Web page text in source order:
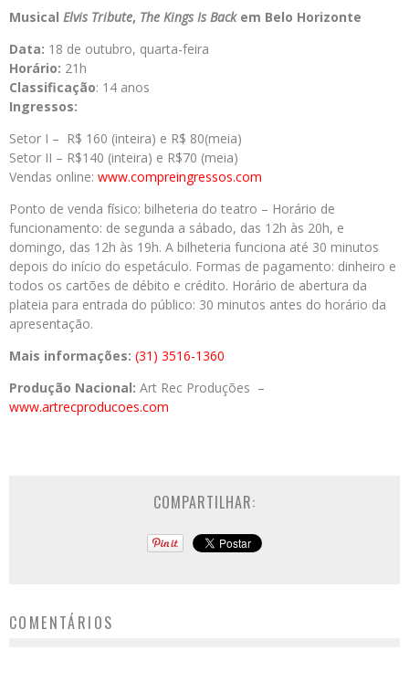
Musical Elvis Tribute, The Kings Is Backem Belo Horizonte
Data: 18 de outubro, quarta-feira
Horário: 21h
Classificação: 14 anos
Ingressos:
Setor I – R$ 160 (inteira) e R$ 80(meia)
Setor II – R$140 (inteira) e R$70 (meia)
Vendas online: www.compreingressos.com
Ponto de venda físico: bilheteria do teatro – Horário de
funcionamento: de segunda a sábado, das 12h às 20h, e
domingo, das 12h às 19h. A bilheteria funciona até 30 minutos
depois do início do espetáculo. Formas de pagamento: dinheiro e
todos os cartões de débito e crédito. Horário de abertura da
plateia para entrada do público: 30 minutos antes do horário da
apresentação.
Mais informações: (31) 3516-1360
Produção Nacional: Art Rec Produções –
www.artrecproducoes.com
COMPARTILHAR:
COMENTÁRIOS